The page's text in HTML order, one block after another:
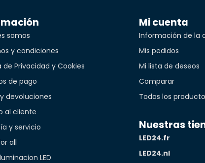
somos
y condiciones
de Privacidad y Cookies
de pago
devoluciones
al cliente
y servicio
all
LED
Mi cuenta
Información de la
Mis pedidos
Mi lista de deseos
Comparar
Todos los
Nuestras
LED24.fr
LED24.nl